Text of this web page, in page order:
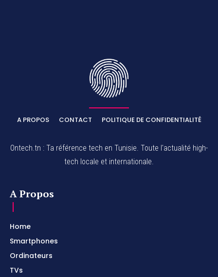
A PROPOS CONTACT POLITIQUE DE CONFIDENTIALITÉ
Ontech.tn : Ta référence tech en Tunisie. Toute l'actualité high-
tech locale et internationale.
A Propos
Home
Smartphones
Ordinateurs
TVs